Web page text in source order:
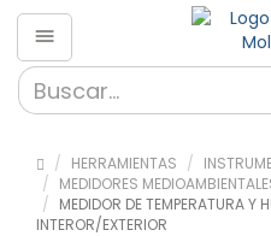
HERRAMIENTAS
MEDIDORES
MEDIDOR DE TEMPERATURA Y
INTEROR/EXTERIOR